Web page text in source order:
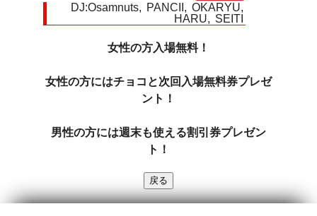
DJ:Osamnuts PANCII
OKARYU
HARU
SEITI
女性の方入場無料！
女性の方にはチョコと次回入場無料券プレゼ
ント！
男性の方には週末も使える割引券プレゼン
ト！